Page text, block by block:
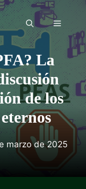
Menú
La
de los
marzo de 2025